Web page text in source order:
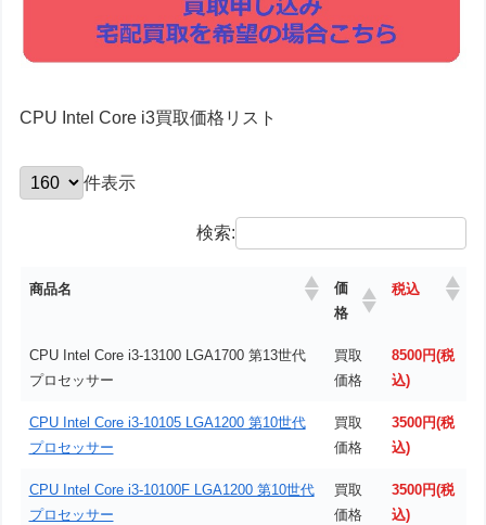
CPU Intel Core i3買取価格リスト
件表示
検索:
商品名
価
格
税込
CPU Intel Core i3-13100 LGA1700 第13世代
プロセッサー
買取
価格
8500円(税
込)
CPU Intel Core i3-10105 LGA1200 第10世代
プロセッサー
買取
価格
3500円(税
込)
CPU Intel Core i3-10100F LGA1200 第10世代
プロセッサー
買取
価格
3500円(税
込)